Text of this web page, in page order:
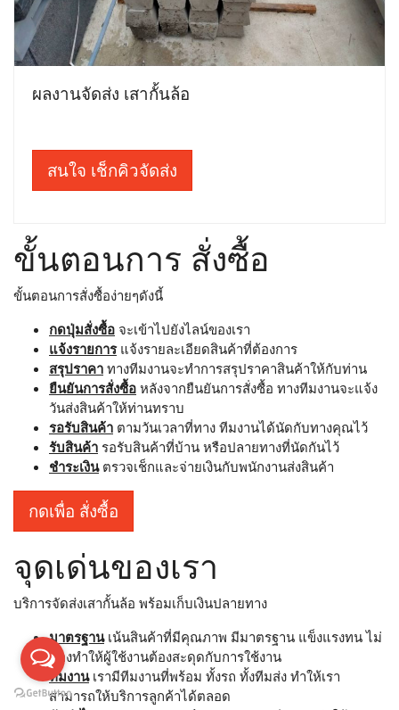
ผลงานจัดส่ง เสากั้นล้อ
สนใจ เช็กคิวจัดส่ง
ขั้นตอนการ สั่งซื้อ
ขั้นตอนการสั่งซื้อง่ายๆดังนี้
กดปุ่มสั่งซื้อ จะเข้าไปยังไลน์ของเรา
แจ้งรายการแจ้งรายละเอียดสินค้าที่ต้องการ
สรุปราคา ทางทีมงานจะทำการสรุปราคาสินค้าให้กับท่าน
ยืนยันการสั่งซื้อ หลังจากยืนยันการสั่งซื้อ ทางทีมงานจะแจ้ง
วันส่งสินค้าให้ท่านทราบ
รอรับสินค้า ตามวันเวลาที่ทาง ทีมงานได้นัดกับทางคุณไว้
รับสินค้า รอรับสินค้าที่บ้าน หรือปลายทางที่นัดกันไว้
ชำระเงินตรวจเช็กและจ่ายเงินกับพนักงานส่งสินค้า
กดเพื่อ สั่งซื้อ
จุดเด่นของเรา
บริการจัดส่งเสากั้นล้อ พร้อมเก็บเงินปลายทาง
มาตรฐานเน้นสินค้าที่มีคุณภาพ มีมาตรฐาน แข็งแรงทน ไม่
ต้องทำให้ผู้ใช้งานต้องสะดุดกับการใช้งาน
ทีมงานเรามีทีมงานที่พร้อม ทั้งรถ ทั้งทีมส่ง ทำให้เรา
สามารถให้บริการลูกค้าได้ตลอด